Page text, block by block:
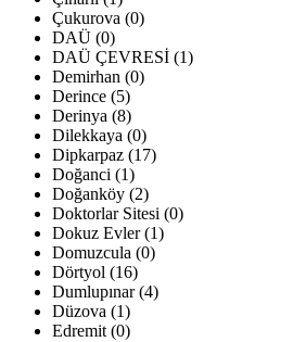
Çukurova (0)
DAÜ (0)
DAÜ ÇEVRESİ (1)
Demirhan (0)
Derince (5)
Derinya (8)
Dilekkaya (0)
Dipkarpaz (17)
Doğanci (1)
Doğanköy (2)
Doktorlar Sitesi (0)
Dokuz Evler (1)
Domuzcula (0)
Dörtyol (16)
Dumlupınar (4)
Düzova (1)
Edremit (0)